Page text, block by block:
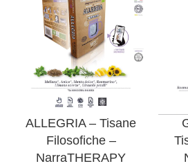
ALLEGRIA – Tisane
Filosofiche –
NarraTHERAPY